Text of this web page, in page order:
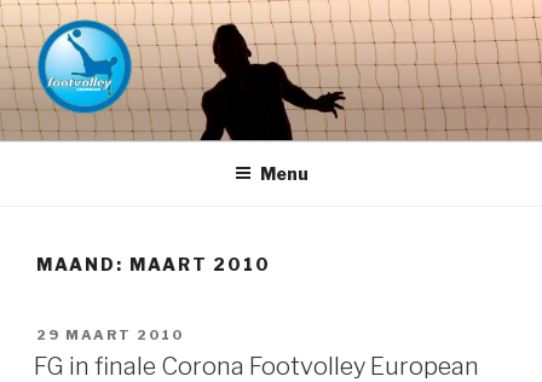
Naar
de
inhoud
springen
FOOTVOLLEY GRONINGEN –
THE HOME OF PETACCHI'S
Menu
MAAND: MAART 2010
GEPLAATST
OP
29 MAART 2010
FG in finale Corona Footvolley European